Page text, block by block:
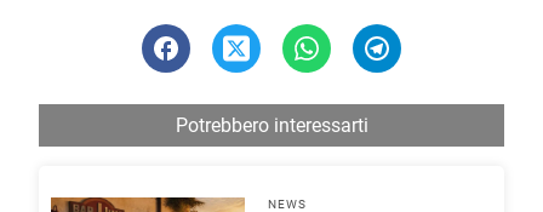
Potrebbero interessarti
NEWS